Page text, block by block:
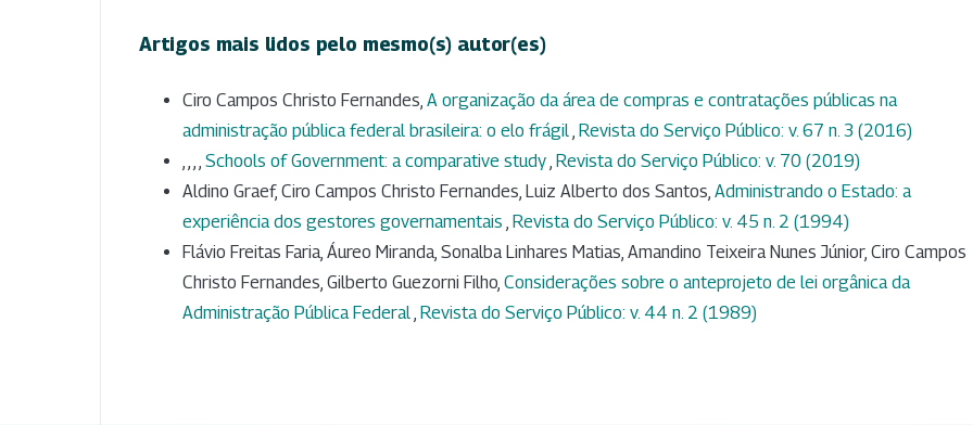
Artigos mais lidos pelo mesmo(s) autor(es)
Ciro Campos Christo Fernandes, A organização da área de compras e contratações públicas na
administração pública federal brasileira: o elo frágil Revista do Serviço Público: v. 67 n. 3 (2016)
Schools of Government: a comparative study Revista do Serviço Público: v. 70 (2019)
Aldino Graef, Ciro Campos Christo Fernandes, Luiz Alberto dos Santos, Administrando o Estado: a
experiência dos gestores governamentais Revista do Serviço Público: v. 45 n. 2 (1994)
Flávio Freitas Faria, Áureo Miranda, Sonalba Linhares Matias, Amandino Teixeira Nunes Júnior, Ciro Campos
Christo Fernandes, Gilberto Guezorni Filho, Considerações sobre o anteprojeto de lei orgânica da
Administração Pública Federal Revista do Serviço Público: v. 44 n. 2 (1989)